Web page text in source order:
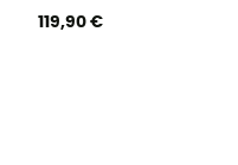
119,90 €